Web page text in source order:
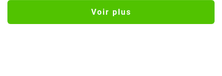
Jaadugar: A Witch in Mongolia »
Voir plus